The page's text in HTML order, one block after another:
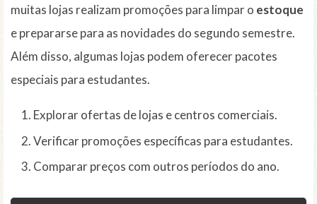
muitas lojas realizam promoções para limpar o estoque
e prepararse para as novidades do segundo semestre.
Além disso, algumas lojas podem oferecer pacotes
especiais para estudantes.
Explorar ofertas de lojas e centros comerciais.
Verificar promoções específicas para estudantes.
Comparar preços com outros períodos do ano.